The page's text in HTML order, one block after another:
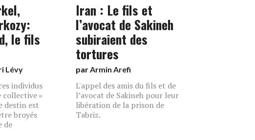
le fils
Lévy
individus
collective »
destin est
broyés
de
Iran : Le fils et
l’avocat de Sakineh
subiraient des
tortures
parArmin Arefi
L'appel des amis du fils et de
l’avocat de Sakineh pour leur
libération de la prison de
Tabriz.